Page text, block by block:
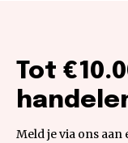
Tot
Meld je via ons